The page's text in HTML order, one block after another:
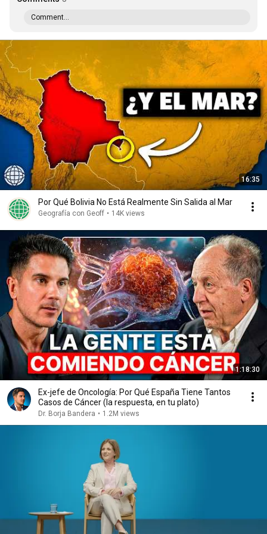
Comment...
16:35
Por Qué Bolivia No Está Realmente Sin Salida al Mar
Geografía con Geoff • 14K views
1:18:30
Ex-jefe de Oncología: Por Qué España Tiene Tantos
Casos de Cáncer (la respuesta, en tu plato)
Dr. Borja Bandera • 1.2M views